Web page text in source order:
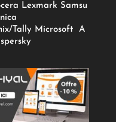
Lexmark Samsu
Tally Microsoft
A